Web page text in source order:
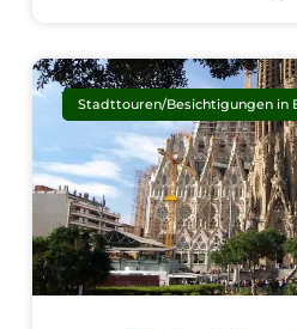
Stadttouren/Besichtigungen in